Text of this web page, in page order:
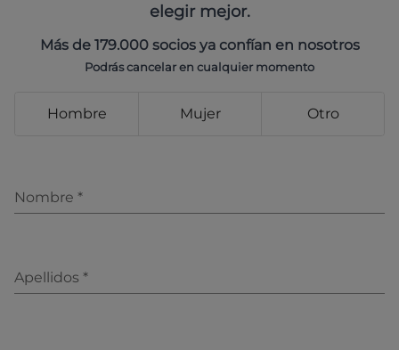
elegir mejor.
Más de 179.000 socios ya confían en nosotros
Podrás cancelar en cualquier momento
Hombre Mujer Otro
Nombre *
Apellidos *